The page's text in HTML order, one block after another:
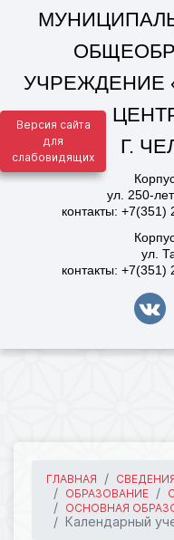
Версия сайта
для
слабовидящих
Корпус 1: г.
ул. 250-летия
Корпус 2: г.
контакты: +7(351) 214-97-92,
Г.
ГЛАВНАЯ
ОБРАЗОВАНИЕ
ОСНОВНАЯ
Календарный